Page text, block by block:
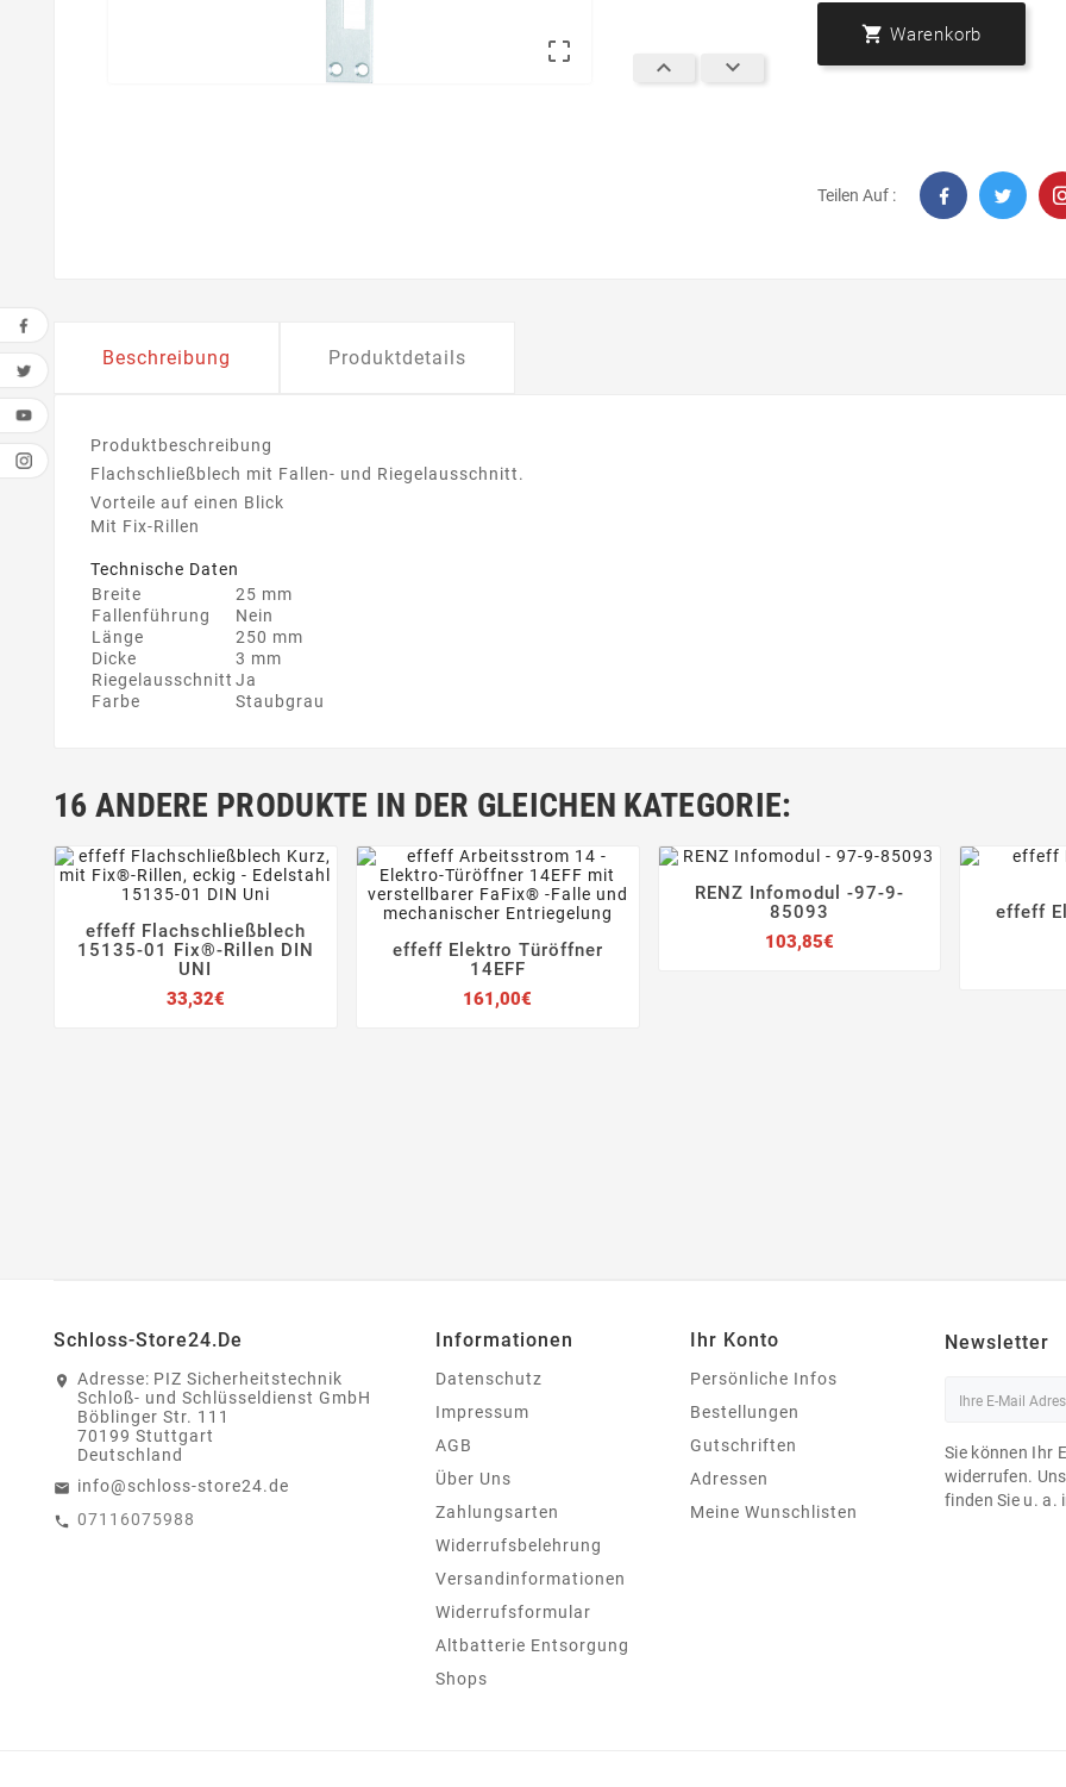

 
 Warenkorb
Teilen Auf :
Beschreibung Produktdetails
Produktbeschreibung
Flachschließblech mit Fallen- und Riegelausschnitt.
Vorteile auf einen Blick
Mit Fix-Rillen
Technische Daten
Breite
25 mm
Fallenführung
Nein
Länge
250 mm
Dicke
3 mm
Riegelausschnitt Ja
Farbe
Staubgrau
16 ANDERE PRODUKTE IN DER GLEICHEN KATEGORIE:
   
effeff Flachschließblech
15135-01 Fix®-Rillen DIN
UNI
33,32€Preis
 
effeff Elektro Türöffner
14EFF
161,00€
 
RENZ Infomodul -97-9-
85093
103,85€Preis
effeff
Schloss-Store24.de
Adresse: PIZ Sicherheitstechnik
Schloß- und Schlüsseldienst GmbH
Böblinger Str. 111
70199 Stuttgart
Deutschland
info@schloss-store24.de
07116075988
Informationen
Datenschutz
Impressum
AGB
Über Uns
Zahlungsarten
Widerrufsbelehrung
Versandinformationen
Widerrufsformular
Altbatterie Entsorgung
Shops
Ihr Konto
Persönliche Infos
Bestellungen
Gutschriften
Adressen
Meine Wunschlisten
Newsletter
Sie können Ihr
widerrufen.
finden Sie u. a.